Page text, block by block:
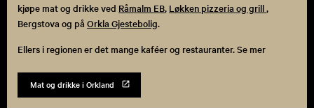
kjøpe mat og drikke ved Råmalm EB, Løkken pizzeria og grill,
Bergstova og påOrkla Gjestebolig.
Ellers i regionen er det mange kaféer og restauranter. Se mer
Mat og drikke i Orkland